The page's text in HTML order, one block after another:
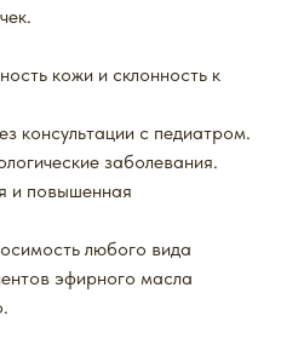
кожи и склонность к
консультации с педиатром.
заболевания.
и повышенная
любого вида
эфирного масла